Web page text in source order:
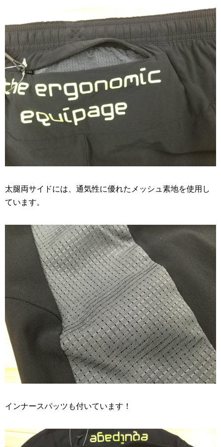
太腿両サイドには、通気性に優れたメッシュ素地を使用し
ています。
インナースパッツも付いています！